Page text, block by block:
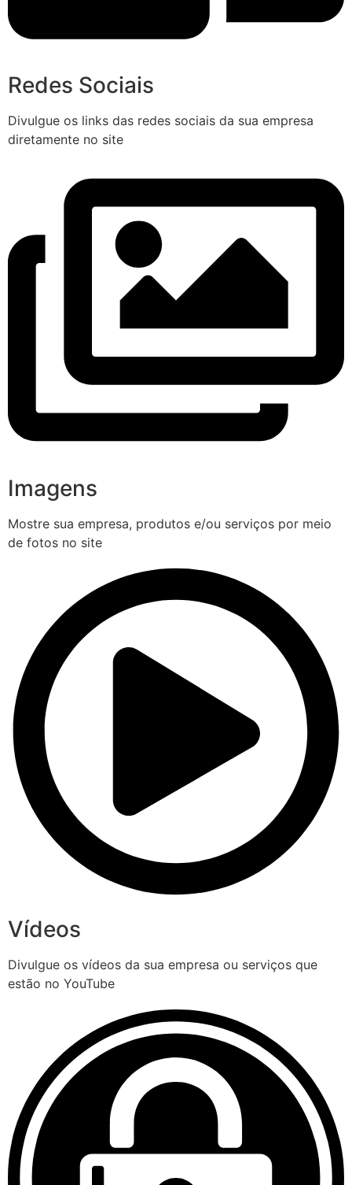
Redes Sociais
Divulgue os links das redes sociais da sua empresa
diretamente no site
Imagens
Mostre sua empresa, produtos e/ou serviços por meio
de fotos no site
Vídeos
Divulgue os vídeos da sua empresa ou serviços que
estão no YouTube